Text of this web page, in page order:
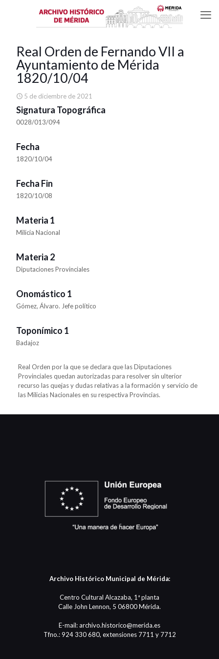
Real Orden de Fernando VII a
Ayuntamiento de Mérida
1820/10/04
5 de diciembre de 2021
Signatura Topográfica
0028/013/094
Fecha
1820/10/04
Fecha Fin
1820/10/08
Materia 1
Milicia Nacional
Materia 2
Diputaciones Provinciales
Onomástico 1
Gómez, Álvaro. Jefe político
Toponímico 1
Badajoz
Real Orden por la que se declara que las Diputaciones
Provinciales quedan autorizadas para resolver sin ulterior
recurso las quejas y dudas relativas a la formación y servicio de
las Milicias Nacionales en su respectiva Provincias.
Archivo Histórico Municipal de Mérida:
Centro Cultural Alcazaba, 1ª planta
Calle John Lennon, 5 06800 Mérida.
E-mail: archivo.historico@merida.es
Tfno.: 924 330 680, extensiones 7711 y 7712